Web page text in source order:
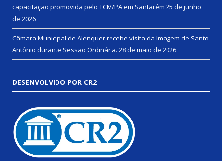
capacitação promovida pelo TCM/PA em Santarém 25 de junho
de 2026
Câmara Municipal de Alenquer recebe visita da Imagem de Santo
Antônio durante Sessão Ordinária. 28 de maio de 2026
DESENVOLVIDO POR CR2